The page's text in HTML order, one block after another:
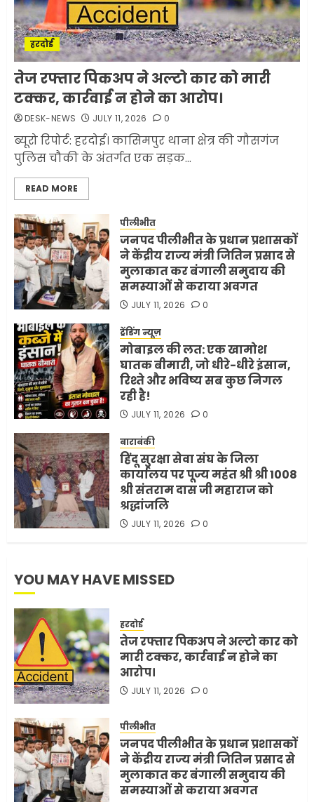
1
रही है!
JULY 11, 2026
मलबों से ईरान ने सुरक्षित बरामद
कर ली करीब 1000 से ज्यादा
मिसाइलें
JUNE 1, 2026
3
व्यवहार क्यों?
JUNE 1, 2026 0
4
अमेरिका ने फिर से ईरान को युद्ध
समाप्त करने के लिए भेजी अपनी 5
MAY 18, 2026
5
भारत-अमेरिका व्यापार समझौता
ट्रंप ने किया एलान
FEBRUARY 3, 2026
हरदोई
तेज रफ्तार पिकअप ने अल्टो कार को मारी
टक्कर, कार्रवाई न होने का आरोप।
DESK-NEWS JULY 11, 2026 0
ब्यूरो रिपोर्ट: हरदोई। कासिमपुर थाना क्षेत्र की गौसगंज
पुलिस चौकी के अंतर्गत एक सड़क...
READ MORE
पीलीभीत
जनपद पीलीभीत के प्रधान प्रशासकों
ने केंद्रीय राज्य मंत्री जितिन प्रसाद से
मुलाकात कर बंगाली समुदाय की
समस्याओं से कराया अवगत
JULY 11, 2026 0
ट्रेंडिंग न्यूज़
मोबाइल की लत: एक खामोश
घातक बीमारी, जो धीरे-धीरे इंसान,
रिश्ते और भविष्य सब कुछ निगल
रही है!
JULY 11, 2026 0
बाराबंकी
हिंदू सुरक्षा सेवा संघ के जिला
कार्यालय पर पूज्य महंत श्री श्री 1008
श्री संतराम दास जी महाराज को
श्रद्धांजलि
JULY 11, 2026 0
YOU MAY HAVE MISSED
हरदोई
तेज रफ्तार पिकअप ने अल्टो कार को
मारी टक्कर, कार्रवाई न होने का
आरोप।
JULY 11, 2026 0
पीलीभीत
जनपद पीलीभीत के प्रधान प्रशासकों
ने केंद्रीय राज्य मंत्री जितिन प्रसाद से
मुलाकात कर बंगाली समुदाय की
समस्याओं से कराया अवगत